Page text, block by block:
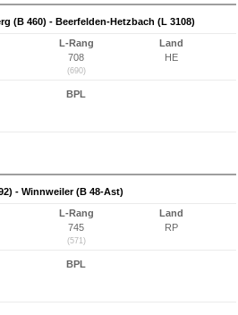
(B 460) - Beerfelden-Hetzbach (L 3108)
L-Rang
708
(690)
Land
HE
BPL
- Winnweiler (B 48-Ast)
L-Rang
745
(571)
Land
RP
BPL